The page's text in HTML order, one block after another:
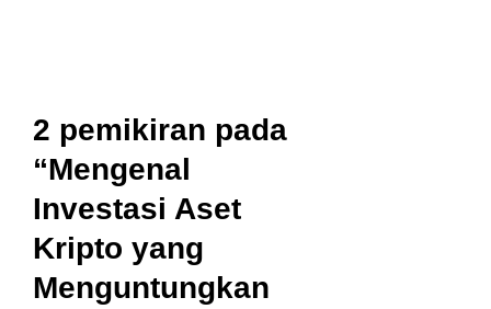
2 pemikiran pada
“Mengenal
Investasi Aset
Kripto yang
Menguntungkan